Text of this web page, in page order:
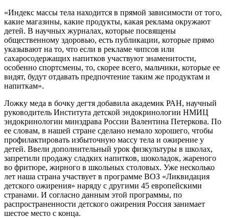
«Индекс массы тела находится в прямой зависимости от того,
какие магазины, какие продукты, какая реклама окружают
детей. В научных журналах, которые посвящены
общественному здоровью, есть публикации, которые прямо
указывают на то, что если в рекламе чипсов или
сахаросодержащих напитков участвуют знаменитости,
особенно спортсмены, то, скорее всего, мальчики, которые ее
видят, будут отдавать предпочтение таким же продуктам и
напиткам».
Ложку меда в бочку дегтя добавила академик РАН, научный
руководитель Института детской эндокринологии НМИЦ
эндокринологии минздрава России Валентина Петеркова. По
ее словам, в нашей стране сделано немало хорошего, чтобы
профилактировать избыточную массу тела и ожирение у
детей. Ввели дополнительный урок физкультуры в школах,
запретили продажу сладких напитков, шоколадок, жареного
во фритюре, жирного в школьных столовых. Уже несколько
лет наша страна участвует в программе ВОЗ «Ликвидация
детского ожирения» наряду с другими 45 европейскими
странами. И согласно данным этой программы, по
распространенности детского ожирения Россия занимает
шестое место с конца.